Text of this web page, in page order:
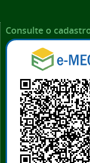
Consulte o